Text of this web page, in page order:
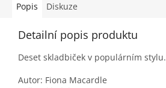
Popis Diskuze
Detailní popis produktu
Deset skladbiček v populárním stylu.
Autor: Fiona Macardle